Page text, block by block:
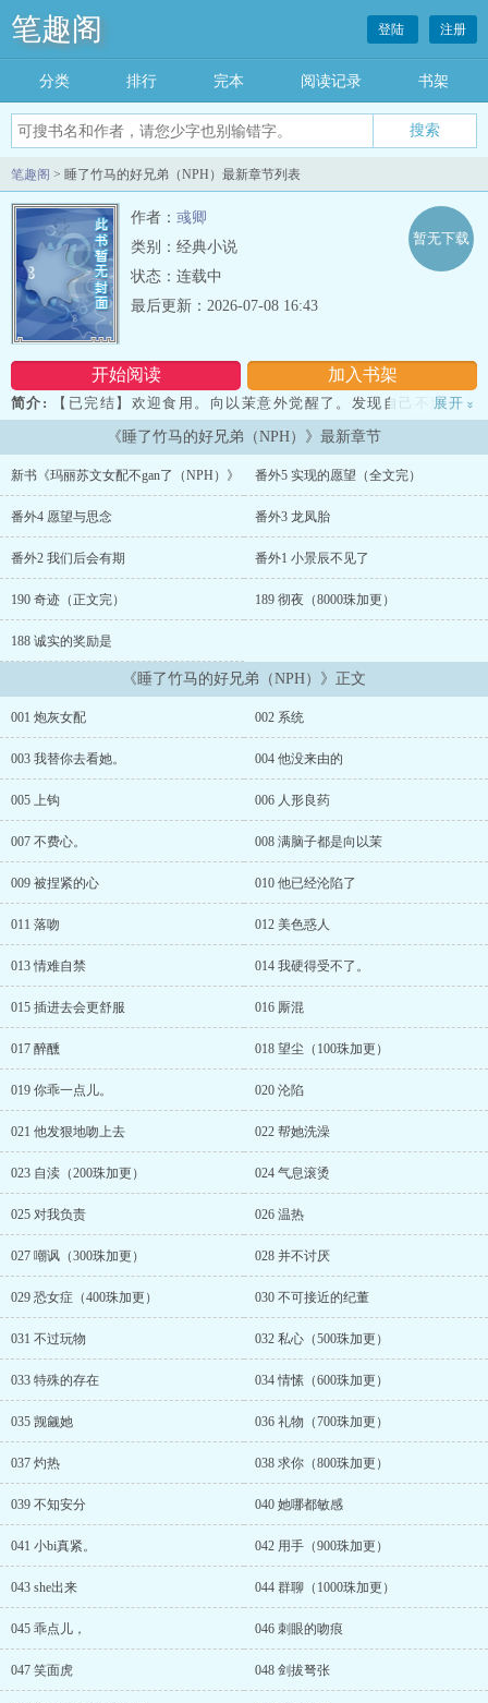
笔趣阁 登陆 注册
分类 排行 完本 阅读记录 书架
笔趣阁 > 睡了竹马的好兄弟（NPH）最新章节列表
作者： 彧卿
类别：经典小说
状态：连载中
开始阅读 加入书架
暂无下载
最后更新：2026-07-08 16:43
简介:
【已完结】欢迎食用。向以茉意外觉醒了。发现自己不过是一
个，男女主之间的感情调和剂，将炮灰女配的角色尽职尽责。并且，
还被告知即将命不久矣？如果要想活命，就得必须攻略男主那几个好
兄弟，景谦、陆望尘，以及纪衡宇这三人的同时，并且完成收集任务
命，向以茉豁出去了。NP/全处/苏爽甜/三个男主女主搞定男主男主搞
定一切/世界架空都瞎写的勿考究/男主都有病原因见番外/感谢对秦深
的喜欢，他是另一篇还没开的救赎文的男主和谐评论区，之前一直没
管，以后会引起争吵的会从苗头开始删评。日更，每满一百珠免费加
更两千珠后，每满五百珠加更作者其他的文：《宠你上瘾（1v1）》
《心有朝露（1v1）》《偷偷喜欢（1v1）》《快穿之让我蹭蹭你的气
运（1v1）》《玛丽苏文女配不gan了（NPH）》...
展开 »
《睡了竹马的好兄弟（NPH）》最新章节
新书《玛丽苏文女配不gan了（NPH）》 番外5 实现的愿望（全文完）
番外4 愿望与思念 番外3 龙凤胎
番外2 我们后会有期 番外1 小景辰不见了
190 奇迹（正文完） 189 彻夜（8000珠加更）
188 诚实的奖励是
《睡了竹马的好兄弟（NPH）》正文
001 炮灰女配 002 系统
003 我替你去看她。 004 他没来由的
005 上钩 006 人形良药
007 不费心。 008 满脑子都是向以茉
009 被捏紧的心 010 他已经沦陷了
011 落吻 012 美色惑人
013 情难自禁 014 我硬得受不了。
015 插进去会更舒服 016 厮混
017 醉醺 018 望尘（100珠加更）
019 你乖一点儿。 020 沦陷
021 他发狠地吻上去 022 帮她洗澡
023 自渎（200珠加更） 024 气息滚烫
025 对我负责 026 温热
027 嘲讽（300珠加更） 028 并不讨厌
029 恐女症（400珠加更） 030 不可接近的纪董
031 不过玩物 032 私心（500珠加更）
033 特殊的存在 034 情愫（600珠加更）
035 觊觎她 036 礼物（700珠加更）
037 灼热 038 求你（800珠加更）
039 不知安分 040 她哪都敏感
041 小bi真紧。 042 用手（900珠加更）
043 she出来 044 群聊（1000珠加更）
045 乖点儿， 046 刺眼的吻痕
047 笑面虎 048 剑拔弩张